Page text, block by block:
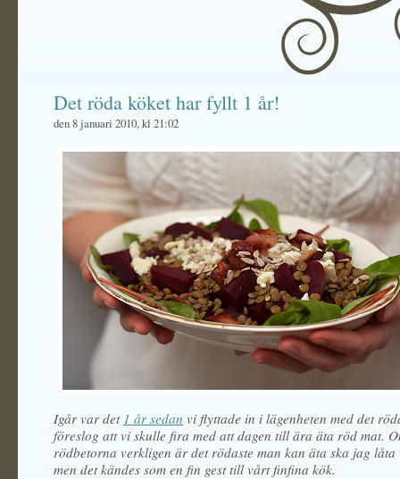
Det röda köket har fyllt 1 år!
den 8 januari 2010, kl 21:02
Igår var det 1 år sedan vi flyttade in i lägenheten med det
föreslog att vi skulle fira med att dagen till ära äta röd mat.
rödbetorna verkligen är det rödaste man kan äta ska jag låta
men det kändes som en fin gest till vårt finfina kök.